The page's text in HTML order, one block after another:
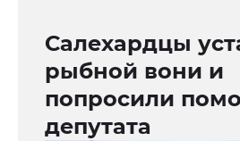
Салехардцы
рыбной вони и
попросили
депутата